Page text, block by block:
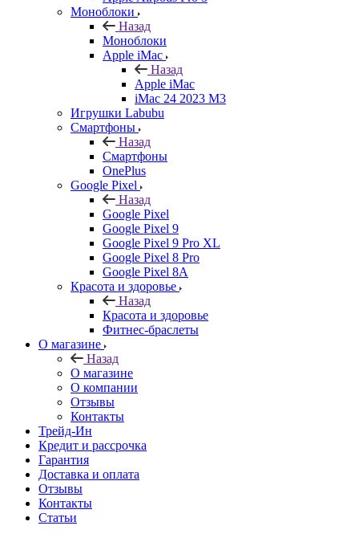
Моноблоки
Назад
Моноблоки
Apple iMac
Назад
Apple iMac
iMac 24 2023 M3
Игрушки Labubu
Смартфоны
Назад
Смартфоны
OnePlus
Google Pixel
Назад
Google Pixel
Google Pixel 9
Google Pixel 9 Pro XL
Google Pixel 8 Pro
Google Pixel 8A
Красота и здоровье
Назад
Красота и здоровье
Фитнес-браслеты
О магазине
Назад
О магазине
О компании
Отзывы
Контакты
Трейд-Ин
Кредит и рассрочка
Гарантия
Доставка и оплата
Отзывы
Контакты
Статьи